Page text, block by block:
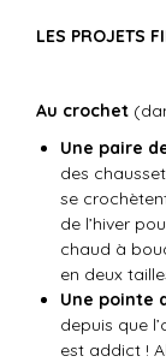
LES PROJETS
Au crochet
Une paire
des
se
de l’hiver
chaud à
en deux
Une pointe
depuis que
est addict !